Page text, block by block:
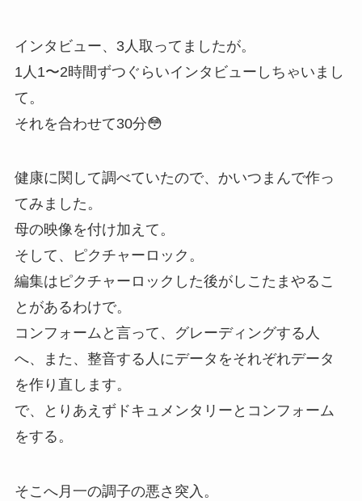
インタビュー、3人取ってましたが。
1人1〜2時間ずつぐらいインタビューしちゃいまし
て。
それを合わせて30分😳
健康に関して調べていたので、かいつまんで作っ
てみました。
母の映像を付け加えて。
そして、ピクチャーロック。
編集はピクチャーロックした後がしこたまやるこ
とがあるわけで。
コンフォームと言って、グレーディングする人
へ、また、整音する人にデータをそれぞれデータ
を作り直します。
で、とりあえずドキュメンタリーとコンフォーム
をする。
そこへ月一の調子の悪さ突入。